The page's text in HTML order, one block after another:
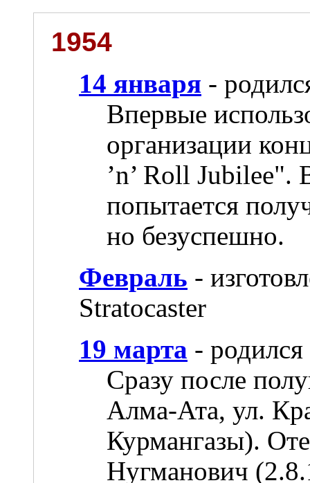
1954
14 января -
Впервые
организации
’n’ Roll
попытается
но безуспешно.
Февраль -
Stratocaster
19 марта -
Сразу после
Алма-Ата, ул.
Курмангазы).
Нугманович